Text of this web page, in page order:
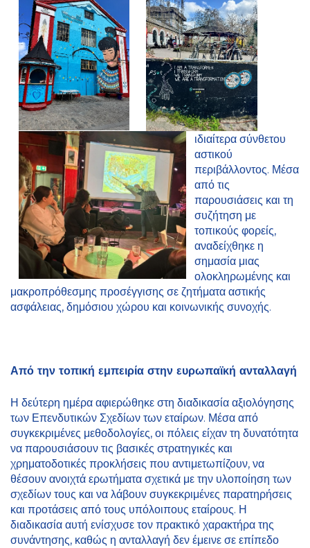
ιδιαίτερα σύνθετου
αστικού
περιβάλλοντος. Μέσα
από τις
παρουσιάσεις και τη
συζήτηση με
τοπικούς φορείς,
αναδείχθηκε η
σημασία μιας
ολοκληρωμένης και
μακροπρόθεσμης προσέγγισης σε ζητήματα αστικής
ασφάλειας, δημόσιου χώρου και κοινωνικής συνοχής.
Από την τοπική εμπειρία στην ευρωπαϊκή ανταλλαγή
Η δεύτερη ημέρα αφιερώθηκε στη διαδικασία αξιολόγησης
των Επενδυτικών Σχεδίων των εταίρων. Μέσα από
συγκεκριμένες μεθοδολογίες, οι πόλεις είχαν τη δυνατότητα
να παρουσιάσουν τις βασικές στρατηγικές και
χρηματοδοτικές προκλήσεις που αντιμετωπίζουν, να
θέσουν ανοιχτά ερωτήματα σχετικά με την υλοποίηση των
σχεδίων τους και να λάβουν συγκεκριμένες παρατηρήσεις
και προτάσεις από τους υπόλοιπους εταίρους. Η
διαδικασία αυτή ενίσχυσε τον πρακτικό χαρακτήρα της
συνάντησης, καθώς η ανταλλαγή δεν έμεινε σε επίπεδο